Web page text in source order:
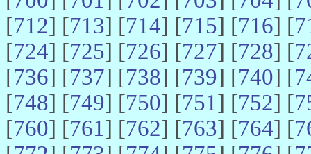
[712] [713] [714] [715] [716] [
[724] [725] [726] [727] [728] [
[736] [737] [738] [739] [740] [
[748] [749] [750] [751] [752] [
[760] [761] [762] [763] [764] [